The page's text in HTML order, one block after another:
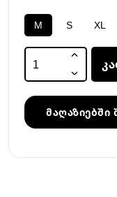
M S XL
მაღაზიებში